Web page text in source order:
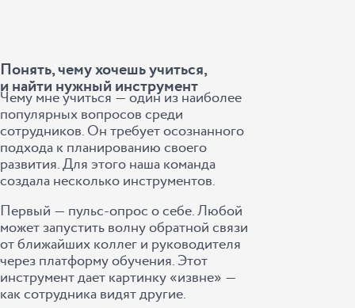
Понять, чему хочешь учиться,
и найти нужный инструмент
Чему мне учиться ― один из наиболее
популярных вопросов среди
сотрудников. Он требует осознанного
подхода к планированию своего
развития. Для этого наша команда
создала несколько инструментов.
Первый ― пульс-опрос о себе. Любой
может запустить волну обратной связи
от ближайших коллег и руководителя
через платформу обучения. Этот
инструмент дает картинку «извне» ―
как сотрудника видят другие.